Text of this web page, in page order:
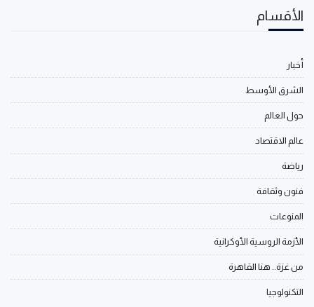
الأقسام
أخبار
الشرق الأوسط
حول العالم
عالم الاقتصاد
رياضة
فنون وثقافة
المنوعات
الأزمة الروسية الأوكرانية
من غزة.. هنا القاهرة
التكنولوجيا